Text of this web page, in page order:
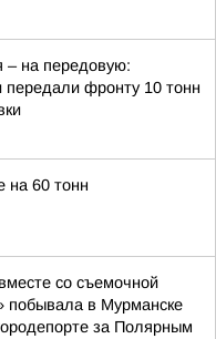
– на передовую:
передали фронту 10 тонн
на 60 тонн
со съемочной
побывала в Мурманске
за Полярным